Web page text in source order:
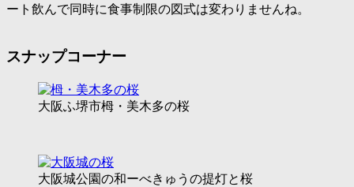
ート飲んで同時に食事制限の図式は変わりませんね。
スナップコーナー
大阪ふ堺市栂・美木多の桜
大阪城公園の和ーべきゅうの提灯と桜